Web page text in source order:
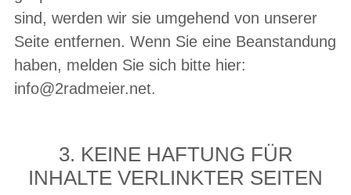
sind, werden wir sie umgehend von unserer
Seite entfernen. Wenn Sie eine Beanstandung
haben, melden Sie sich bitte hier:
info@2radmeier.net.
3. KEINE HAFTUNG FÜR
INHALTE VERLINKTER SEITEN